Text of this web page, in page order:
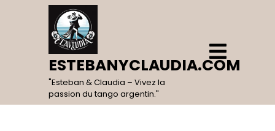
ESTEBANYCLAUDIA.COM
"Esteban & Claudia – Vivez la
passion du tango argentin."
Open
Menu